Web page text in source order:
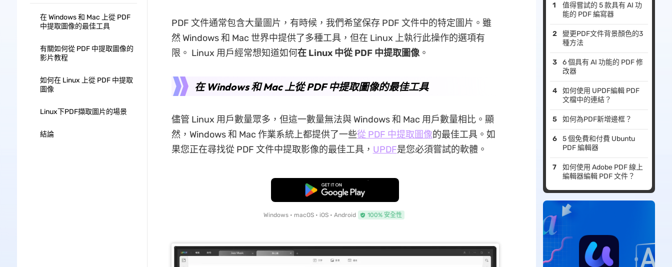
在 Windows 和 Mac 上從 PDF
中提取圖像的最佳工具
有關如何從 PDF 中提取圖像的
影片教程
如何在 Linux 上從 PDF 中提取
圖像
Linux下PDF擷取圖片的場景
結論
PDF 文件通常包含大量圖片，有時候，我們希望保存 PDF 文件中的特定圖片。雖
然 Windows 和 Mac 世界中提供了多種工具，但在 Linux 上執行此操作的選項有
限。 Linux 用戶經常想知道如何在 Linux 中從 PDF 中提取圖像。
在 Windows 和 Mac 上從 PDF 中提取圖像的最佳工具
儘管 Linux 用戶數量眾多，但這一數量無法與 Windows 和 Mac 用戶數量相比。顯
然，Windows 和 Mac 作業系統上都提供了一些從 PDF 中提取圖像的最佳工具。如
果您正在尋找從 PDF 文件中提取影像的最佳工具， UPDF是您必須嘗試的軟體。
免費下載
Windows • macOS • iOS • Android 100% 安全性
值得嘗試的 5 款具有 AI 功
能的 PDF 編寫器
變更PDF文件背景顏色的3
種方法
6 個具有 AI 功能的 PDF 修
改器
如何使用 UPDF編輯 PDF
文檔中的連結？
如何為PDF新增邊框？
5 個免費和付費 Ubuntu
PDF 編輯器
如何使用 Adobe PDF 線上
編輯器編輯 PDF 文件？